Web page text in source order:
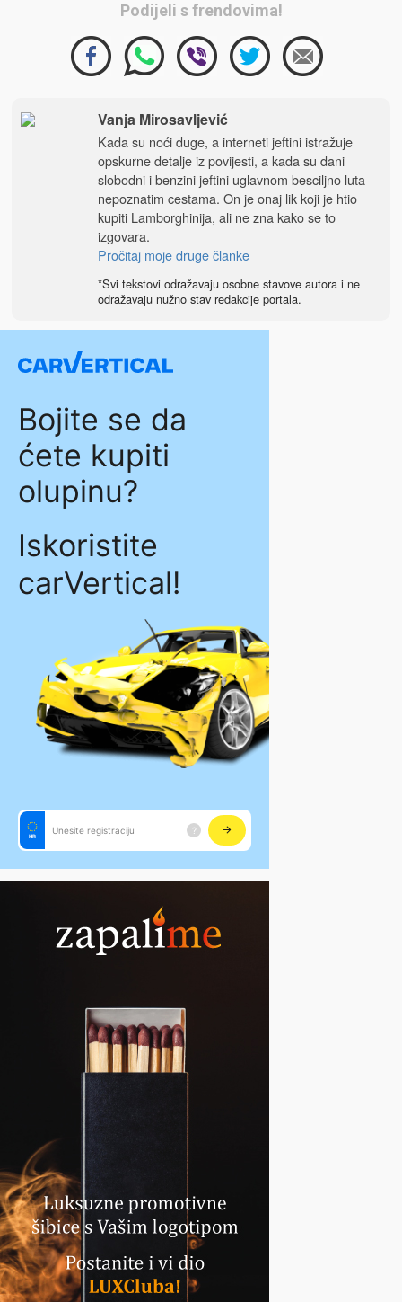
Podijeli s frendovima!
Vanja Mirosavljević
Kada su noći duge, a interneti jeftini istražuje
opskurne detalje iz povijesti, a kada su dani
slobodni i benzini jeftini uglavnom besciljno luta
nepoznatim cestama. On je onaj lik koji je htio
kupiti Lamborghinija, ali ne zna kako se to
izgovara.
Pročitaj moje druge članke
*Svi tekstovi odražavaju osobne stavove autora i ne
odražavaju nužno stav redakcije portala.